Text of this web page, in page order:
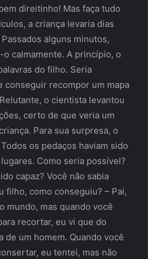
direitinho! Mas faça tudo
a criança levaria dias
alguns minutos,
calmamente. A princípio, o
do filho. Seria
conseguir recompor um mapa
o cientista levantou
certo de que veria um
Para sua surpresa, o
os pedaços haviam sido
Como seria possível?
capaz? Você não sabia
filho, como conseguiu? – Pai,
mundo, mas quando você
recortar, eu vi que do
de um homem. Quando você
eu tentei, mas não